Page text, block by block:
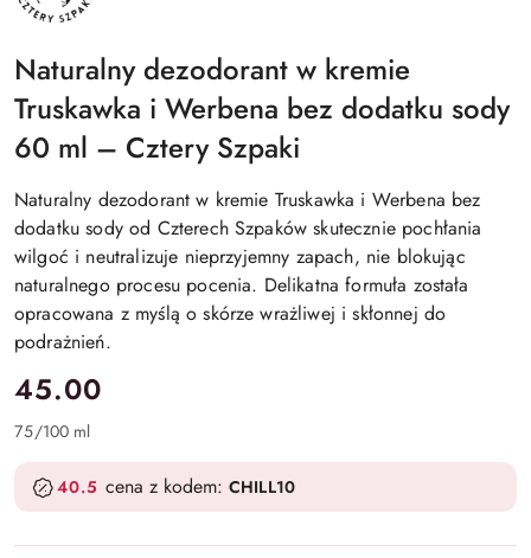
Naturalny dezodorant w kremie
Truskawka i Werbena bez dodatku sody
60 ml – Cztery Szpaki
Naturalny dezodorant w kremie Truskawka i Werbena bez
dodatku sody od Czterech Szpaków skutecznie pochłania
wilgoć i neutralizuje nieprzyjemny zapach, nie blokując
naturalnego procesu pocenia. Delikatna formuła została
opracowana z myślą o skórze wrażliwej i skłonnej do
podrażnień.
cena:
45.00
75/100 ml
40.5 cena z kodem: CHILL10